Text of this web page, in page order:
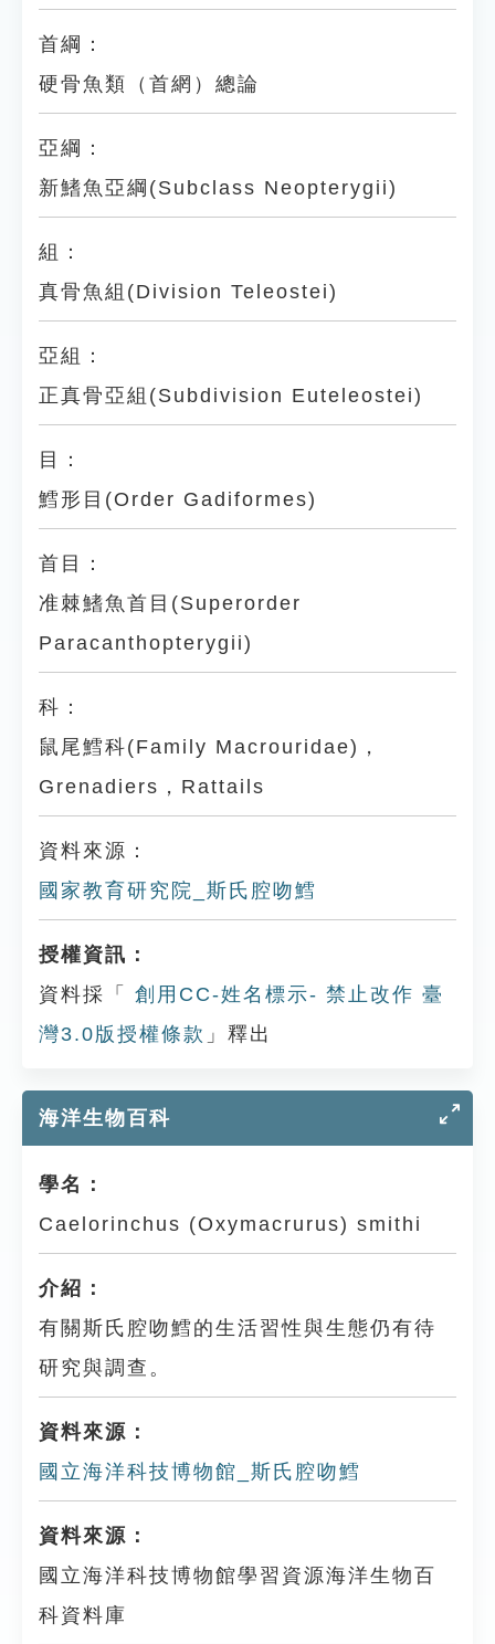
首綱：
硬骨魚類（首網）總論
亞綱：
新鰭魚亞綱(Subclass Neopterygii)
組：
真骨魚組(Division Teleostei)
亞組：
正真骨亞組(Subdivision Euteleostei)
目：
鱈形目(Order Gadiformes)
首目：
准棘鰭魚首目(Superorder
Paracanthopterygii)
科：
鼠尾鱈科(Family Macrouridae)，
Grenadiers，Rattails
資料來源：
國家教育研究院_斯氏腔吻鱈
授權資訊：
資料採「
創用CC-姓名標示- 禁止改作 臺
灣3.0版授權條款 」釋出
海洋生物百科
學名：
Caelorinchus (Oxymacrurus) smithi
介紹：
有關斯氏腔吻鱈的生活習性與生態仍有待
研究與調查。
資料來源：
國立海洋科技博物館_斯氏腔吻鱈
資料來源：
國立海洋科技博物館學習資源海洋生物百
科資料庫